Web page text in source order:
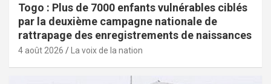
Togo : Plus de 7000 enfants vulnérables ciblés
par la deuxième campagne nationale de
rattrapage des enregistrements de naissances
4 août 2026 La voix de la nation